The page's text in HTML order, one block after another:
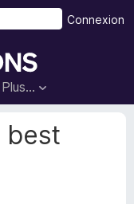
Plus…
Connexion
best